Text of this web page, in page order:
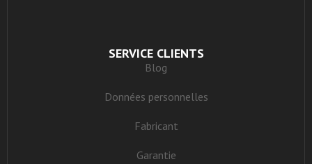
SERVICE CLIENTS
Blog
Données personnelles
Fabricant
Garantie